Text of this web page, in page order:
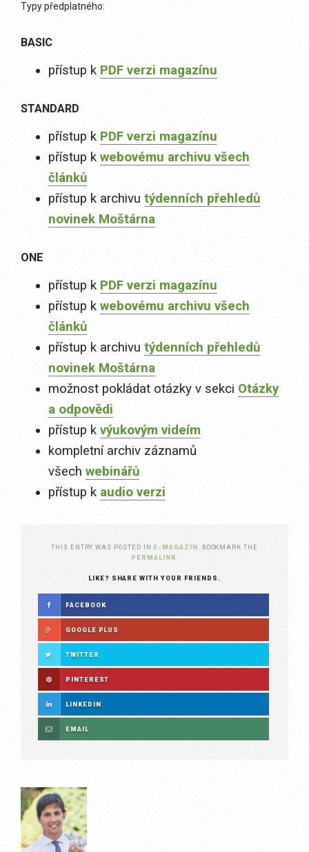
Typy předplatného:
BASIC
přístup k PDF verzi magazínu
STANDARD
přístup k PDF verzi magazínu
přístup k webovému archivu všech
článků
přístup k archivu týdenních přehledů
novinek Moštárna
ONE
přístup k PDF verzi magazínu
přístup k webovému archivu všech
článků
přístup k archivu týdenních přehledů
novinek Moštárna
možnost pokládat otázky v sekci Otázky
a odpovědi
přístup k výukovým videím
kompletní archiv záznamů
všech webinářů
přístup k audio verzi
THIS ENTRY WAS POSTED IN E-MAGAZÍN . BOOKMARK THE
PERMALINK
LIKE? SHARE WITH YOUR FRIENDS.
FACEBOOK
GOOGLE PLUS
TWITTER
PINTEREST
LINKEDIN
EMAIL